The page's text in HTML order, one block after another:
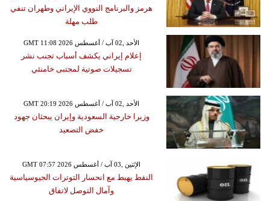
هرمز والبرنامج النووي الإيراني وطهران تنفي
طلب مهلة
GMT 11:08 2026 الأحد ,02 آب / أغسطس
إعلام إيراني يكشف أسباب تجنب نشر
تسجيلات صوتية لمجتبى خامنئي
GMT 20:19 2026 الأحد ,02 آب / أغسطس
وزيرا خارجية السعودية وإيران يبحثان جهود
خفض التصعيد
GMT 07:57 2026 الإثنين ,03 آب / أغسطس
النفط يهبط مع انحسار التوترات الجيوسياسية
وآمال التوصل لاتفاق